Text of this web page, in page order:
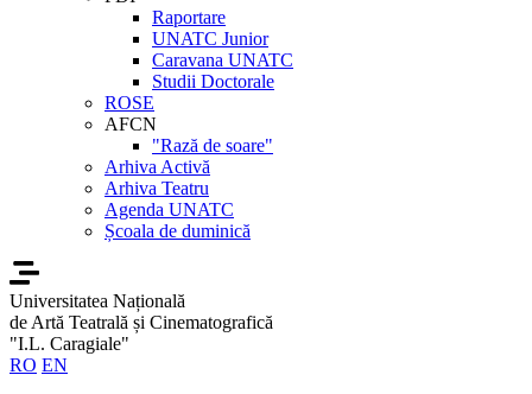
Raportare
UNATC Junior
Caravana UNATC
Studii Doctorale
ROSE
AFCN
"Rază de soare"
Arhiva Activă
Arhiva Teatru
Agenda UNATC
Școala de duminică
Universitatea Națională
de Artă Teatrală și Cinematografică
"I.L. Caragiale"
RO EN